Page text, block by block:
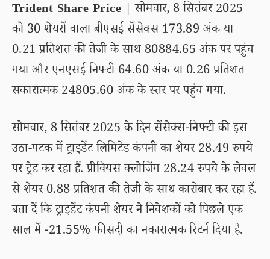
Trident Share Price | सोमवार, 8 सितंबर 2025
को 30 शेयरों वाला बीएसई सेंसेक्स 173.89 अंक या
0.21 प्रतिशत की तेजी के साथ 80884.65 अंक पर पहुंच
गया और एनएसई निफ्टी 64.60 अंक या 0.26 प्रतिशत
सकारात्मक 24805.60 अंक के स्तर पर पहुंच गया.
सोमवार, 8 सितंबर 2025 के दिन सेंसेक्स-निफ्टी की इस
उठा-पटक में ट्राइडेंट लिमिटेड कंपनी का शेयर 28.49 रुपये
पर ट्रेड कर रहा हैं. प्रीवियस क्लोजिंग 28.24 रुपये के लेवल
से शेयर 0.88 प्रतिशत की तेजी के साथ कारोबार कर रहा हैं.
बता दें कि ट्राइडेंट कंपनी शेयर ने निवेशकों को पिछले एक
साल में -21.55% फीसदी का नकारात्मक रिटर्न दिया है.